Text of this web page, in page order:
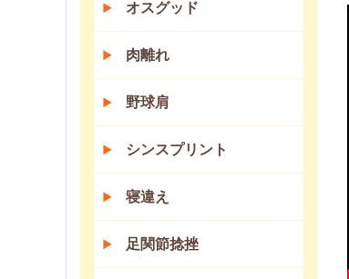
オスグッド
肉離れ
野球肩
シンスプリント
寝違え
足関節捻挫